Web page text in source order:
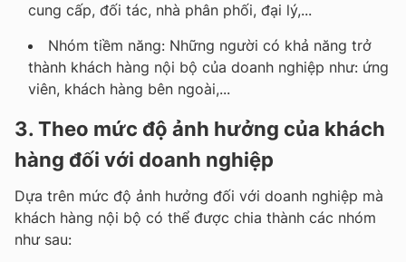
cung cấp, đối tác, nhà phân phối, đại lý,...
Nhóm tiềm năng: Những người có khả năng trở
thành khách hàng nội bộ của doanh nghiệp như: ứng
viên, khách hàng bên ngoài,...
3. Theo mức độ ảnh hưởng của khách
hàng đối với doanh nghiệp
Dựa trên mức độ ảnh hưởng đối với doanh nghiệp mà
khách hàng nội bộ có thể được chia thành các nhóm
như sau: